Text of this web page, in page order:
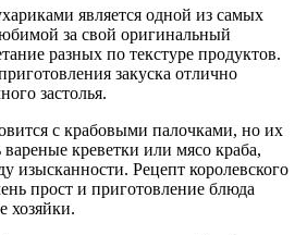
является одной из самых
за свой оригинальный
разных по текстуре продуктов.
закуска отлично
застолья.
с крабовыми палочками, но их
креветки или мясо краба,
изысканности. Рецепт королевского
прост и приготовление блюда
хозяйки.